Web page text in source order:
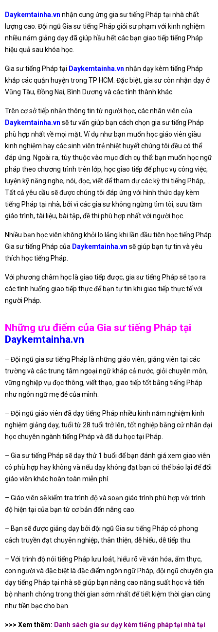
Daykemtainha.vn nhận cung ứng gia sư tiếng Pháp tại nhà chất
lượng cao. Đội ngũ Gia sư tiếng Pháp giỏi sư phạm với kinh nghiệm
nhiều năm giảng dạy đã giúp hầu hết các bạn giao tiếp tiếng Pháp
hiệu quả sau khóa học.
Gia sư tiếng Pháp tại Daykemtainha.vn nhận dạy kèm tiếng Pháp
khắp các quận huyện trong TP HCM. Đặc biệt, gia sư còn nhận dạy ở
Vũng Tàu, Đồng Nai, Bình Dương và các tỉnh thành khác.
Trên cơ sở tiếp nhận thông tin từ người học, các nhân viên của
Daykemtainha.vn sẽ tư vấn giúp bạn cách chọn gia sư tiếng Pháp
phù hợp nhất về mọi mặt. Ví dụ như bạn muốn học giáo viên giàu
kinh nghiệm hay các sinh viên trẻ nhiệt huyết chúng tôi đều có thể
đáp ứng. Ngoài ra, tùy thuộc vào mục đích cụ thể: bạn muốn học ngữ
pháp theo chương trình trên lớp, học giao tiếp để phục vụ công việc,
luyện kỹ năng nghe, nói, đọc, viết để tham dự các kỳ thi tiếng Pháp,…
Tất cả yêu cầu sẽ được chúng tôi đáp ứng với hình thức dạy kèm
tiếng Pháp tại nhà, bởi vì các gia sư không ngừng tìm tòi, sưu tầm
giáo trình, tài liệu, bài tập, đề thi phù hợp nhất với người học.
Nhiều bạn học viên không khỏi lo lắng khi lần đầu tiên học tiếng Pháp.
Gia sư tiếng Pháp của Daykemtainha.vn sẽ giúp bạn tự tin và yêu
thích học tiếng Pháp.
Với phương châm học là giao tiếp được, gia sư tiếng Pháp sẽ tạo ra
các tình huống giao tiếp thực để bạn tự tin khi giao tiếp thực tế với
người Pháp.
Những ưu điểm của Gia sư tiếng Pháp tại
Daykemtainha.vn
– Đội ngũ gia sư tiếng Pháp là những giáo viên, giảng viên tại các
trường và các trung tâm ngoại ngữ khắp cả nước, giỏi chuyên môn,
vững nghiệp vụ đọc thông, viết thạo, giao tiếp tốt bằng tiếng Pháp
như ngôn ngữ mẹ đẻ của mình.
– Đội ngũ giáo viên đã dạy tiếng Pháp nhiều kinh năm nghiệm kinh
nghiệm giảng dạy, tuổi từ 28 tuổi trở lên, tốt nghiệp bằng cử nhân đại
học chuyên ngành tiếng Pháp và đã du học tại Pháp.
– Gia sư tiếng Pháp sẽ dạy thử 1 buổi để bạn đánh giá xem giao viên
có phù hợp hay không và nếu dạy không đạt bạn có thể báo lại để đổi
giáo viên khác hoàn toàn miễn phí.
– Giáo viên sẽ kiểm tra trình độ và soạn giáo trình phù hợp với trình
độ hiện tại của bạn từ cơ bản đến nâng cao.
– Bạn sẽ được giảng dạy bởi đội ngũ Gia sư tiếng Pháp có phong
cách truyền đạt chuyên nghiệp, thân thiện, dễ hiểu, dễ tiếp thu.
– Với trình độ nói tiếng Pháp lưu loát, hiểu rõ về văn hóa, ẩm thực,
con người và đặc biệt là đặc điểm ngôn ngữ Pháp, đội ngũ chuyên gia
dạy tiếng Pháp tại nhà sẽ giúp bạn nâng cao năng suất học và tiến
bộ nhanh chóng trong thời gian sớm nhất để tiết kiệm thời gian cũng
như tiền bạc cho bạn.
>>> Xem thêm: Danh sách gia sư dạy kèm tiếng pháp tại nhàtại